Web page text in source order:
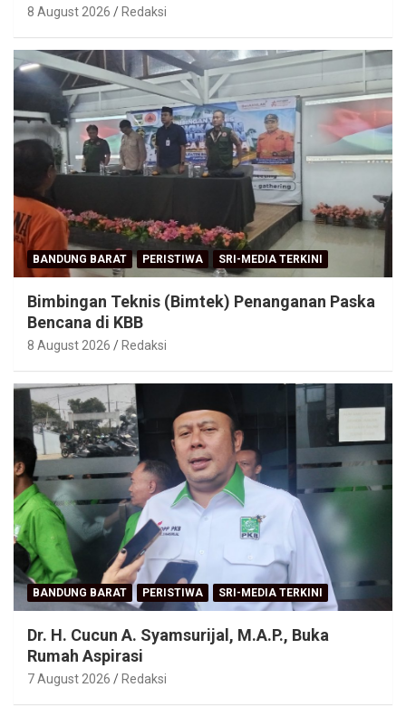
8 August 2026 Redaksi
BANDUNG BARAT PERISTIWA SRI-MEDIA TERKINI
Bimbingan Teknis (Bimtek) Penanganan Paska
Bencana di KBB
8 August 2026 Redaksi
BANDUNG BARAT PERISTIWA SRI-MEDIA TERKINI
Dr. H. Cucun A. Syamsurijal, M.A.P., Buka
Rumah Aspirasi
7 August 2026 Redaksi